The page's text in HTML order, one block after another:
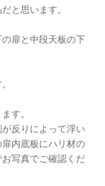
と思います。
扉と中段天板の下
す。
反りによって浮い
内底板にハリ材の
写真でご確認くだ